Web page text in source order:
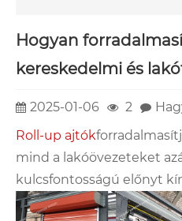
Hogyan
kereskedelmi és
2025-01-06 2
Roll-up ajtók
mind a lakóövezeteket
kulcsfontosságú előnyt